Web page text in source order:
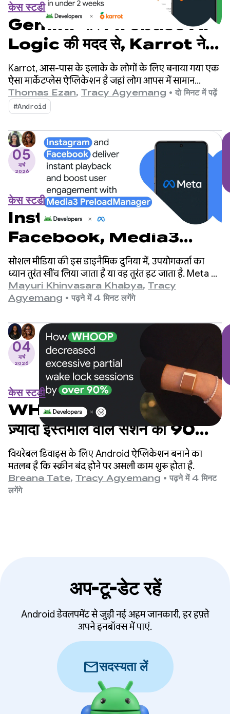
केस स्टडी
Gemini और Firebase AI
Logic की मदद से, Karrot ने दो
हफ़्तों से भी कम समय में अनुवाद की
सुविधा तैयार की और बिक्री बढ़ाई
Karrot, आस-पास के इलाके के लोगों के लिए बनाया गया एक
ऐसा मार्केटप्लेस ऐप्लिकेशन है जहां लोग आपस में सामान
खरीदते, बेचते, और बदलते हैं. इस ऐप्लिकेशन पर, पुष्टि किए गए
लोग ही सामान खरीद, बेच, और बदल सकते हैं. इस प्लैटफ़ॉर्म को
2015 में दक्षिण कोरिया में लॉन्च किया गया था. इसके बाद, यह
दुनिया भर के बाज़ारों में फैल गया. इस पर 4.3 करोड़ से ज़्यादा
लोग रजिस्टर कर चुके हैं.
Thomas Ezan, Tracy Agyemang • दो मिनट में पढ़ें
#Android
05
मार्च
2026
केस स्टडी
Instagram और
Facebook, Media3
PreloadManager की मदद
से वीडियो तुरंत चलाने की सुविधा देते हैं.
साथ ही, इससे लोगों की दिलचस्पी बढ़ती
सोशल मीडिया की इस डाइनैमिक दुनिया में, उपयोगकर्ता का
ध्यान तुरंत खींच लिया जाता है या वह तुरंत हट जाता है. Meta के
ऐप्लिकेशन (Facebook और Instagram), दुनिया के सबसे
बड़े सोशल प्लैटफ़ॉर्म में से एक हैं. ये दुनिया भर के अरबों लोगों को
Mayuri Khinvasara Khabya, Tracy
Agyemang • पढ़ने में 4 मिनट लगेंगे
04
मार्च
2026
केस स्टडी
WHOOP ने पार्शियल वेक लॉक के
ज़्यादा इस्तेमाल वाले सेशन को 90%
से ज़्यादा कैसे कम किया
वियरेबल डिवाइस के लिए Android ऐप्लिकेशन बनाने का
मतलब है कि स्क्रीन बंद होने पर असली काम शुरू होता है.
Breana Tate, Tracy Agyemang • पढ़ने में 4 मिनट
लगेंगे
अप-टू-डेट रहें
Android डेवलपमेंट से जुड़ी नई अहम जानकारी, हर हफ़्ते
अपने इनबॉक्स में पाएं.
mailसदस्यता लें